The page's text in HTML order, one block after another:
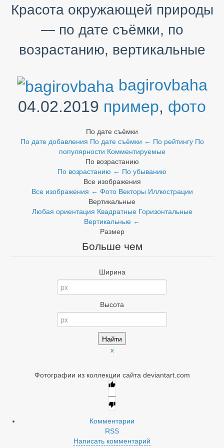
Красота окружающей природы
— по дате съёмки, по
возрастанию, вертикальные
bagirovbaha
04.02.2019 пример, фото
По дате съёмки
По дате добавления По дате съёмки ← По рейтингу По
популярности Комментируемые
По возрастанию
По возрастанию ← По убыванию
Все изображения
Все изображения ← Фото Векторы Иллюстрации
Вертикальные
Любая ориентация Квадратные Горизонтальные
Вертикальные ←
Размер
Больше чем
Ширина
Высота
x
Фотографии из коллекции сайта deviantart.com
—
Комментарии
RSS
Написать комментарий